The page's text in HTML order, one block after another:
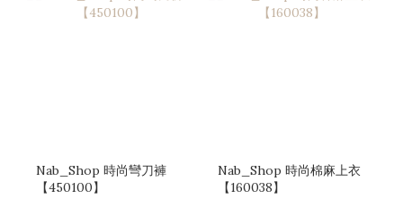
Nab_Shop 時尚彎刀褲
【450100】
Nab_Shop 時尚棉麻上衣
【160038】